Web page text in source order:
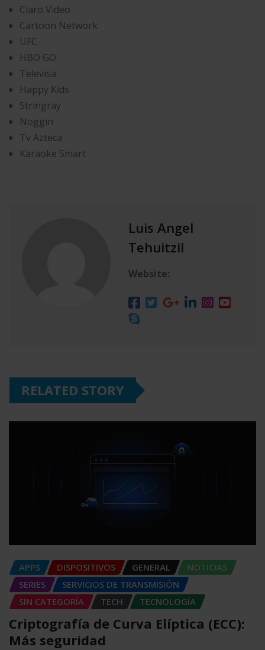
Claro Video
Cartoon Network
UFC
HBO GO
Televisa
Happy Kids
Stringray
Noggin
Tv Azteca
Karaoke Smart
Luis Angel
Tehuitzil
Website:
RELATED STORY
APPS DISPOSITIVOS GENERAL
NOTICIAS
SERIES
SERVICIOS DE TRANSMISIÓN
SIN CATEGORÍA
TECH TECNOLOGÍA
Criptografía de Curva Elíptica (ECC):
Más seguridad